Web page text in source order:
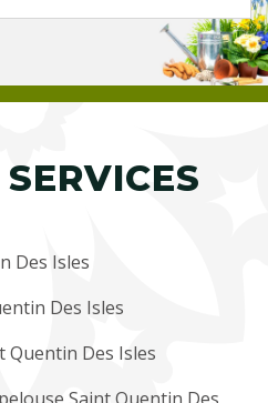
Des Isles
Des Isles
Quentin Des Isles